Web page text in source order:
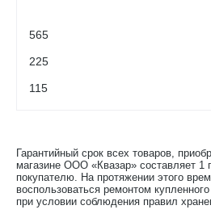
565
225
115
Гарантийный срок всех товаров,
магазине ООО «Квазар» составляет 1
покупателю. На протяжении этого
воспользоваться ремонтом
при условии соблюдения правил